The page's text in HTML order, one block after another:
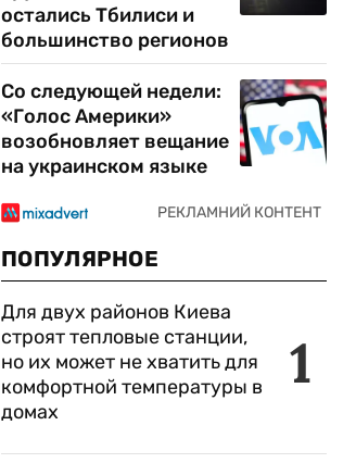
остались Тбилиси и
большинство регионов
Со следующей недели:
«Голос Америки»
возобновляет вещание
на украинском языке
ПОПУЛЯРНОЕ
1
Для двух районов Киева
строят тепловые станции,
но их может не хватить для
комфортной температуры в
домах